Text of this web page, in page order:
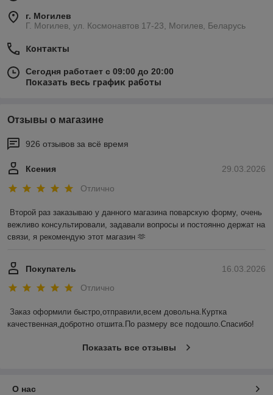
г. Могилев
Г. Могилев, ул. Космонавтов 17-23, Могилев, Беларусь
Контакты
Сегодня работает с 09:00 до 20:00
Показать весь график работы
Отзывы о магазине
926 отзывов за всё время
29.03.2026
Ксения
Отлично
Второй раз заказываю у данного магазина поварскую форму, очень
вежливо консультировали, задавали вопросы и постоянно держат на
связи, я рекомендую этот магазин 🫶
16.03.2026
Покупатель
Отлично
Заказ оформили быстро,отправили,всем довольна.Куртка
качественная,добротно отшита.По размеру все подошло.Спасибо!
Показать все отзывы
О нас